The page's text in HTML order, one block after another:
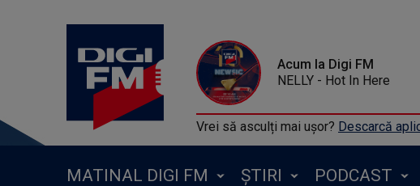
Acum la Digi FM
NELLY - Hot In Here
Vrei să asculți mai ușor? Descarcă
MATINAL DIGI FM ȘTIRI PODCAST